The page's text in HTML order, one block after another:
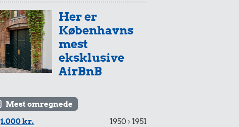
Her er
Københavns
mest
eksklusive
AirBnB
Mest omregnede
1.000 kr.
1950 › 1951